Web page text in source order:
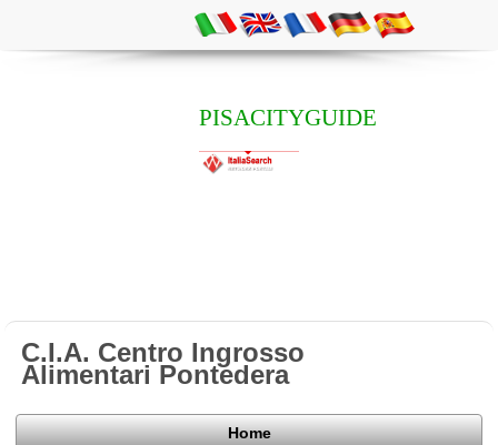
PISACITYGUIDE
C.I.A. Centro Ingrosso
Alimentari Pontedera
Home